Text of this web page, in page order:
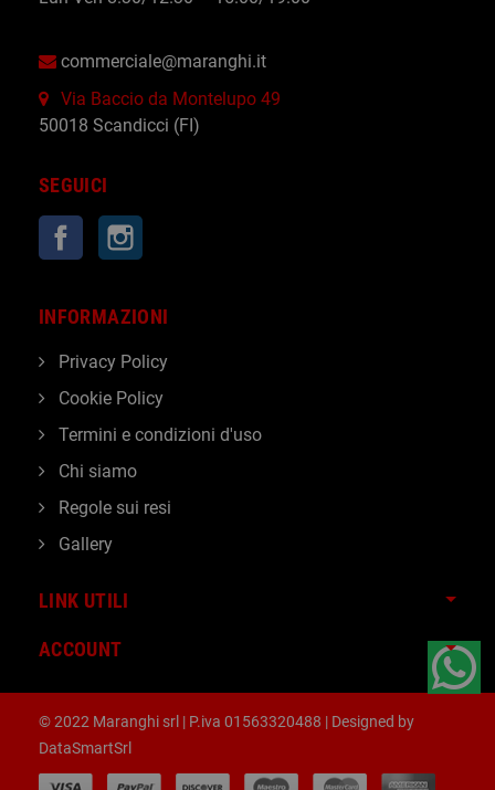
commerciale@maranghi.it
Via Baccio da Montelupo 49
50018 Scandicci (FI)
SEGUICI
Facebook
LINK UTILI
ACCOUNT
INFORMAZIONI
Privacy Policy
Cookie Policy
Termini e condizioni d'uso
Chi siamo
Regole sui resi
Gallery
© 2022 Maranghi srl | P.iva 01563320488 | Designed by
DataSmartSrl